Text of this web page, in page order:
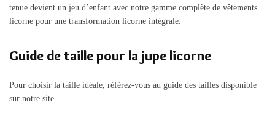
tenue devient un jeu d’enfant avec notre gamme complète de vêtements
licorne pour une transformation licorne intégrale.
Guide de taille pour la jupe licorne
Pour choisir la taille idéale, référez-vous au guide des tailles disponible
sur notre site.